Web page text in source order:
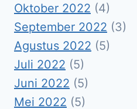
Oktober 2022 (4)
September 2022 (3)
Agustus 2022 (5)
Juli 2022 (5)
Juni 2022 (5)
Mei 2022 (5)